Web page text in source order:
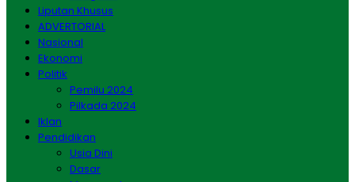
Liputan Khusus
ADVERTORIAL
Nasional
Ekonomi
Politik
Pemilu 2024
Pilkada 2024
Iklan
Pendidikan
Usia Dini
Dasar